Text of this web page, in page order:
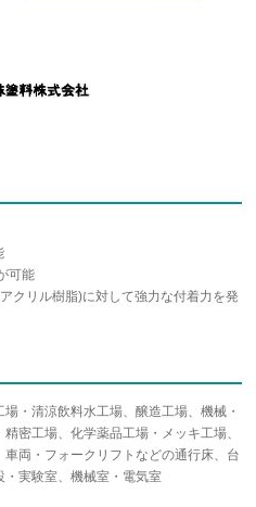
可能
クリル樹脂)に対して強力な付着力を発
・清涼飲料水工場、醸造工場、機械・
密工場、化学薬品工場・メッキ工場、
両・フォークリフトなどの通行床、台
実験室、機械室・電気室